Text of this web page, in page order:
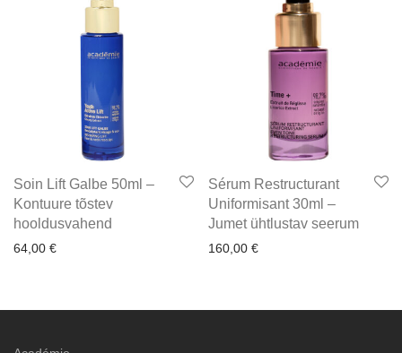
Soin Lift Galbe 50ml –
Kontuure tõstev
hooldusvahend
64,00 €
Sérum Restructurant
Uniformisant 30ml –
Jumet ühtlustav seerum
160,00 €